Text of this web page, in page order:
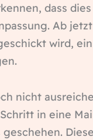
dass
Ab
wird,
nicht
in eine
geschehen.